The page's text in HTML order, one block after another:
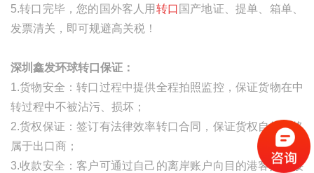
5.转口完毕，您的国外客人用 转口 国产地证、提单、箱单、
发票清关，即可规避高关税！
深圳鑫发环球转口保证：
1.货物安全：转口过程中提供全程拍照监控，保证货物在中
转过程中不被沾污、损坏；
2.货权保证：签订有法律效率转口合同，保证货权自始至终
属于出口商；
3.收款安全：客户可通过自己的离岸账户向目的港客人直接